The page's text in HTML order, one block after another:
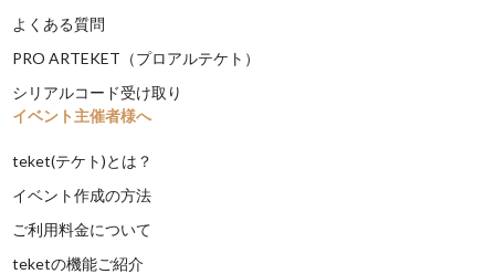
よくある質問
PRO ARTEKET（プロアルテケト）
シリアルコード受け取り
イベント主催者様へ
teket(テケト)とは？
イベント作成の方法
ご利用料金について
teketの機能ご紹介